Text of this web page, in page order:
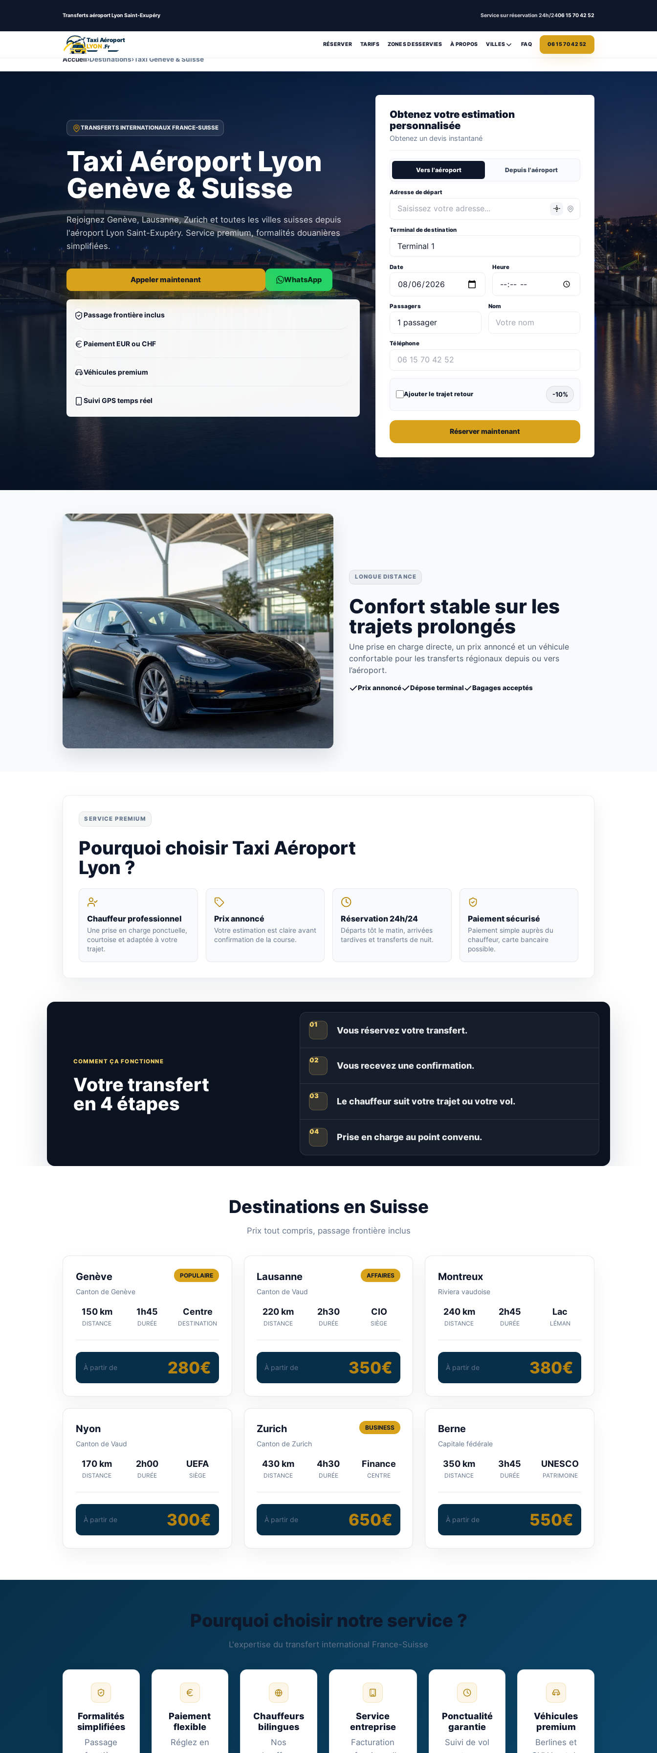
Transferts aéroport Lyon Saint-Exupéry Service sur réservation 24h/2406 15 70 42 52
RÉSERVER TARIFS ZONES DESSERVIES À PROPOS VILLES FAQ 06 15 70 42 52
Accueil›Destinations›Taxi Genève & Suisse
TRANSFERTS INTERNATIONAUX FRANCE-SUISSE
Taxi Aéroport Lyon
Genève & Suisse
Rejoignez Genève, Lausanne, Zurich et toutes les villes suisses depuis
l'aéroport Lyon Saint-Exupéry. Service premium, formalités douanières
simplifiées.
Appeler maintenant WhatsApp
Passage frontière inclus
Paiement EUR ou CHF
Véhicules premium
Suivi GPS temps réel
Obtenez votre estimation
personnalisée
Obtenez un devis instantané
Vers l'aéroport Depuis l'aéroport
Adresse de départ
Terminal de destination
Date Heure
Passagers Nom
Téléphone
Ajouter le trajet retour -10%
Réserver maintenant
LONGUE DISTANCE
Confort stable sur les
trajets prolongés
Une prise en charge directe, un prix annoncé et un véhicule
confortable pour les transferts régionaux depuis ou vers
l’aéroport.
Prix annoncé Dépose terminal Bagages acceptés
SERVICE PREMIUM
Pourquoi choisir Taxi Aéroport
Lyon ?
Chauffeur professionnel
Une prise en charge ponctuelle,
courtoise et adaptée à votre
trajet.
Prix annoncé
Votre estimation est claire avant
confirmation de la course.
Réservation 24h/24
Départs tôt le matin, arrivées
tardives et transferts de nuit.
Paiement sécurisé
Paiement simple auprès du
chauffeur, carte bancaire
possible.
COMMENT ÇA FONCTIONNE
Votre transfert
en 4 étapes
Vous réservez votre transfert.
Vous recevez une confirmation.
Le chauffeur suit votre trajet ou votre vol.
Prise en charge au point convenu.
Destinations en Suisse
Prix tout compris, passage frontière inclus
Genève
Canton de Genève
POPULAIRE
150 km
DISTANCE
1h45
DURÉE
Centre
DESTINATION
À partir de 280€
Lausanne
Canton de Vaud
AFFAIRES
220 km
DISTANCE
2h30
DURÉE
CIO
SIÈGE
À partir de 350€
Montreux
Riviera vaudoise
240 km
DISTANCE
2h45
DURÉE
Lac
LÉMAN
À partir de 380€
Nyon
Canton de Vaud
170 km
DISTANCE
2h00
DURÉE
UEFA
SIÈGE
À partir de 300€
Zurich
Canton de Zurich
BUSINESS
430 km
DISTANCE
4h30
DURÉE
Finance
CENTRE
À partir de 650€
Berne
Capitale fédérale
350 km
DISTANCE
3h45
DURÉE
UNESCO
PATRIMOINE
À partir de 550€
Pourquoi choisir notre service ?
L'expertise du transfert international France-Suisse
Formalités
simplifiées
Passage
Paiement
flexible
Réglez en
Chauffeurs
bilingues
Nos
Service
entreprise
Facturation
Ponctualité
garantie
Suivi de vol
Véhicules
premium
Berlines et